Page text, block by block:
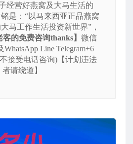
经营好燕窝及大马生活的
是：“以马来西亚正品燕窝
马工作生活投资新世界”，
客的免费咨询thanks】 微信
WhatsApp Line Telegram+6
不接受电话咨询)【计划违法
者请绕道】